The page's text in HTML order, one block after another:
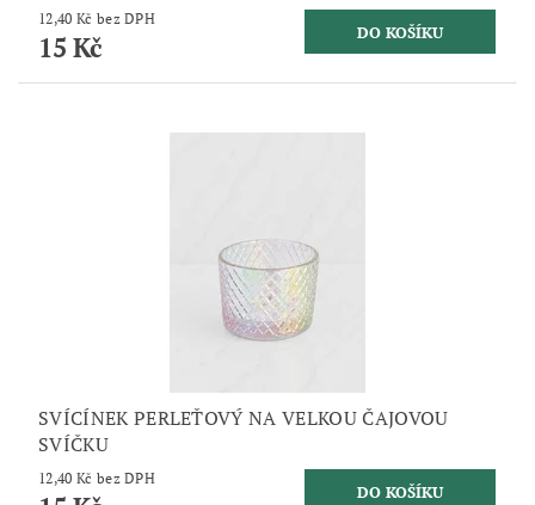
12,40 Kč bez DPH
15 Kč
SVÍCÍNEK PERLEŤOVÝ NA VELKOU ČAJOVOU
SVÍČKU
12,40 Kč bez DPH